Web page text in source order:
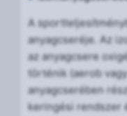
A
anyagcseréje. Az
az anyagcsere
történik (aerob
anyagcserében
keringési rendszer